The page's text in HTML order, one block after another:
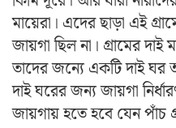
মায়েরা। এদের ছাড়া এই
জায়গা ছিল না। গ্রামের
তাদের জন্যে একটি দাই ঘর
দাই ঘরের জন্য জায়গা
জায়গায় হতে হবে যেন পাঁচ